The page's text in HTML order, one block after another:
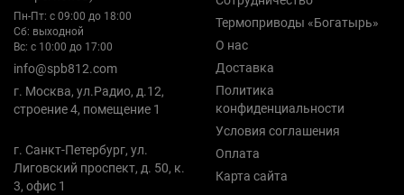
Пн-Пт: с 09:00 до 18:00
Сб: выходной
Вс: с 10:00 до 17:00
info@spb812.com
г. Москва, ул.Радио, д.12,
строение 4, помещение 1
г. Санкт-Петербург, ул.
Лиговский проспект, д. 50, к.
3, офис 1
Термоприводы «Богатырь»
О нас
Доставка
Политика
конфиденциальности
Условия соглашения
Оплата
Карта сайта